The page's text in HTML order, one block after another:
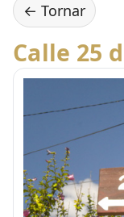
← Tornar
Calle 25